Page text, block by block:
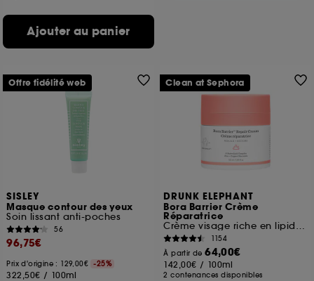
Ajouter au panier
SISLEY
Masque contour des yeux
Soin lissant anti-poches
56
96,75€
Prix d'origine : 129,00€ -25%
322,50€ / 100ml
Offre fidélité web
DRUNK ELEPHANT
Bora Barrier Crème
Réparatrice
Crème visage riche en lipides & céramides
1154
À partir de64,00€
142,00€ / 100ml
2 contenances disponibles
Clean at Sephora